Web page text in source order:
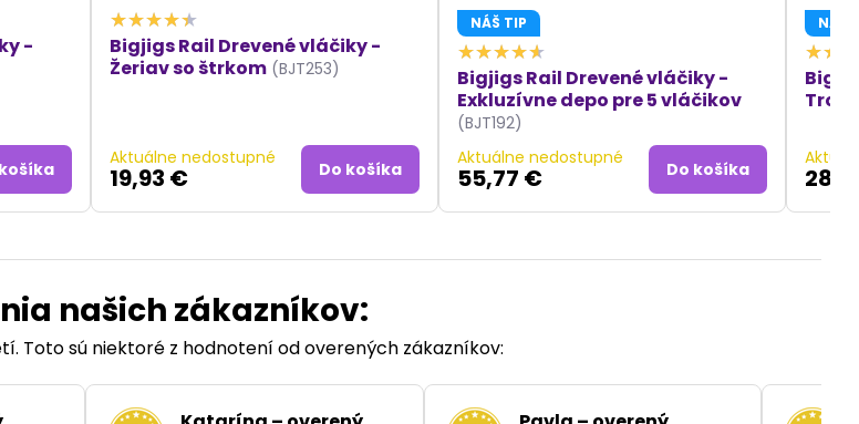
-
Bigjigs Rail Drevené vláčiky -
Žeriav so štrkom (BJT253)
Aktuálne nedostupné
19,93 € Do košíka
NÁŠ TIP
Bigjigs Rail Drevené vláčiky -
Exkluzívne depo pre 5 vláčikov
(BJT192)
Aktuálne nedostupné
55,77 € Do košíka
NÁŠ
našich zákazníkov:
Toto sú niektoré z hodnotení od overených zákazníkov: